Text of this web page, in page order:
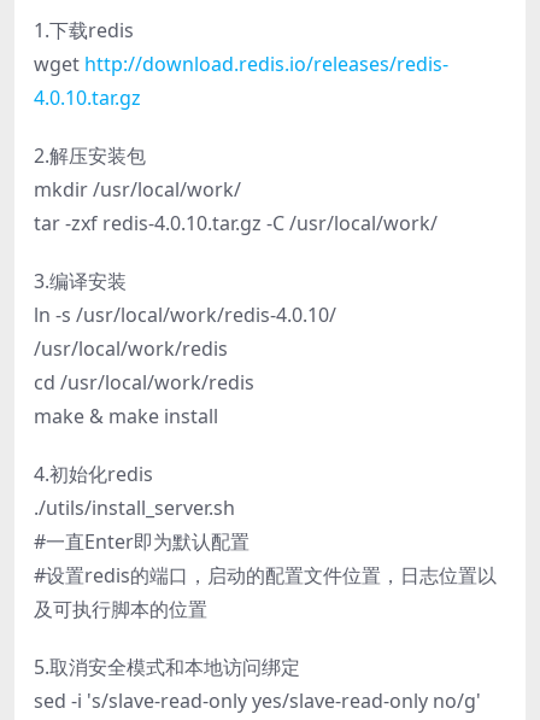
1.下载redis
wget http://download.redis.io/releases/redis-
4.0.10.tar.gz
2.解压安装包
mkdir /usr/local/work/
tar -zxf redis-4.0.10.tar.gz -C /usr/local/work/
3.编译安装
ln -s /usr/local/work/redis-4.0.10/
/usr/local/work/redis
cd /usr/local/work/redis
make & make install
4.初始化redis
./utils/install_server.sh
#一直Enter即为默认配置
#设置redis的端口，启动的配置文件位置，日志位置以
及可执行脚本的位置
5.取消安全模式和本地访问绑定
sed -i 's/slave-read-only yes/slave-read-only no/g'